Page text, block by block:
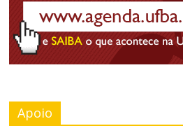
Apoio